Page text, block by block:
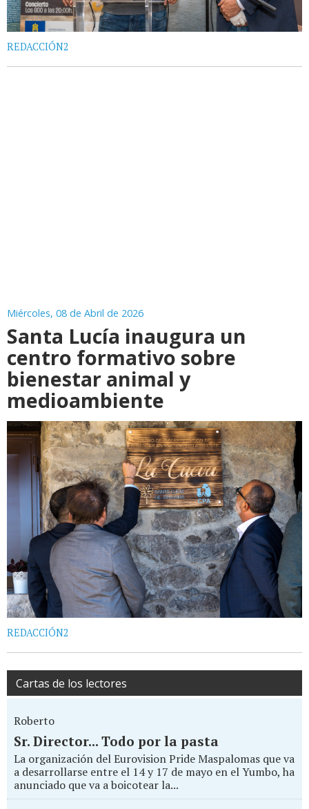
REDACCIÓN2
Miércoles, 08 de Abril de 2026
Santa Lucía inaugura un
centro formativo sobre
bienestar animal y
medioambiente
REDACCIÓN2
Cartas de los lectores
Roberto
Sr. Director... Todo por la pasta
La organización del Eurovision Pride Maspalomas que va
a desarrollarse entre el 14 y 17 de mayo en el Yumbo, ha
anunciado que va a boicotear la...